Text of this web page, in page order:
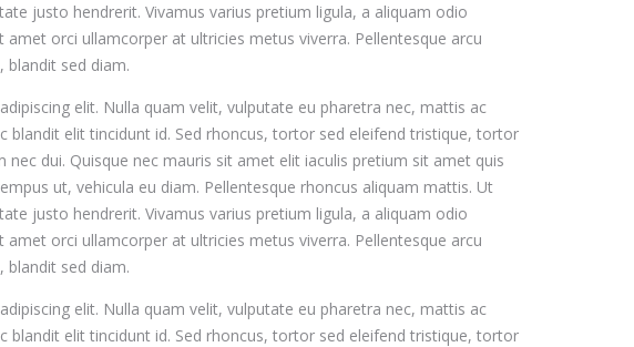
justo hendrerit. Vivamus varius pretium ligula, a aliquam odio
orci ullamcorper at ultricies metus viverra. Pellentesque arcu
blandit sed diam.
elit. Nulla quam velit, vulputate eu pharetra nec, mattis ac
blandit elit tincidunt id. Sed rhoncus, tortor sed eleifend tristique, tortor
dui. Quisque nec mauris sit amet elit iaculis pretium sit amet quis
ut, vehicula eu diam. Pellentesque rhoncus aliquam mattis. Ut
justo hendrerit. Vivamus varius pretium ligula, a aliquam odio
orci ullamcorper at ultricies metus viverra. Pellentesque arcu
blandit sed diam.
elit. Nulla quam velit, vulputate eu pharetra nec, mattis ac
blandit elit tincidunt id. Sed rhoncus, tortor sed eleifend tristique, tortor